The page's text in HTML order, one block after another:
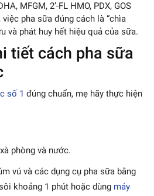
MFGM, 2’-FL HMO, PDX, GOS
pha sữa đúng cách là “chìa
và phát huy hết hiệu quả của sữa.
tiết cách pha sữa
số 1 đúng chuẩn, mẹ hãy thực hiện
phòng và nước.
vú và các dụng cụ pha sữa bằng
khoảng 1 phút hoặc dùng máy